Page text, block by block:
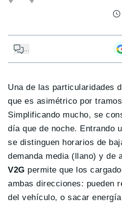
...
Una de las particularidades
que es asimétrico por
Simplificando mucho, se
día que de noche. Entrando
se distinguen horarios de
demanda media (llano) y de
V2G permite que los
ambas direcciones: pueden
del vehículo, o sacar